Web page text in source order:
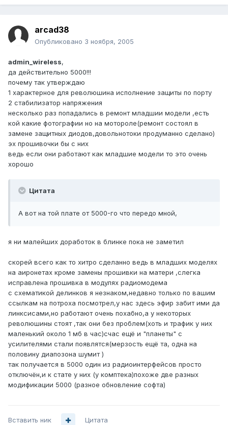
arcad38
Опубликовано 3 ноября, 2005
admin_wireless,
да действительно 5000!!!
почему так утверждаю
1 характерное для революшина исполнение защиты по порту
2 стабилизатор напряжения
несколько раз попадались в ремонт младшии модели ,есть
кой какие фотографии но на мотороле(ремонт состоял в
замене защитных диодов,довольнотоки продуманно сделано)
эх прошивочки бы с них
ведь если они работают как младшие модели то это очень
хорошо
Цитата
А вот на той плате от 5000-го что передо мной,
я ни малейших доработок в блинке пока не заметил
скорей всего как то хитро сделанно ведь в младших моделях
на аиронетах кроме замены прошивки на матери ,слегка
исправлена прошивка в модулях радиомодема
с схематикой делинков я незнаком,недавно только по вашим
ссылкам на потроха посмотрел,у нас здесь эфир забит ими да
линксисами,но работают очень похабно,а у некоторых
революшины стоят ,так они без проблем(хоть и трафик у них
маленький около 1 мб в час)счас ещё и "планеты" с
усилителями стали появлятся(мерзость ещё та, одна на
половину диапозона шумит )
так получается в 5000 один из радиоинтерфейсов просто
отключён,и к стате у них (у комптека)похоже две разных
модификации 5000 (разное обновление софта)
Вставить ник Цитата